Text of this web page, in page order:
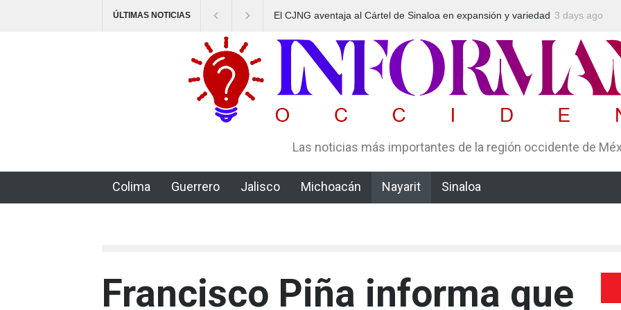
ÚLTIMAS NOTICIAS
El CJNG aventaja al Cártel de Sinaloa en expansión y variedad
Arrestan en
3 days ago
Las noticias más importantes de la región occidente de
Colima Guerrero Jalisco Michoacán Nayarit Sinaloa
Francisco Piña informa que